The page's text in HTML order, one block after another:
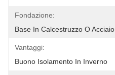
Fondazione:
Base In Calcestruzzo O Acciaio
Vantaggi:
Buono Isolamento In Inverno